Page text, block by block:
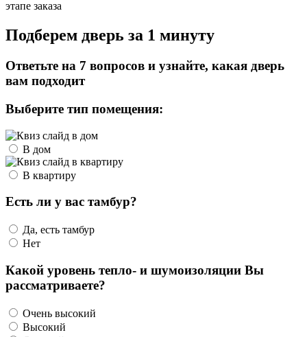
этапе заказа
Подберем дверь за 1 минуту
Ответьте на 7 вопросов и узнайте, какая дверь
вам подходит
Выберите тип помещения:
В дом
В квартиру
Есть ли у вас тамбур?
Да, есть тамбур
Нет
Какой уровень тепло- и шумоизоляции Вы
рассматриваете?
Очень высокий
Высокий